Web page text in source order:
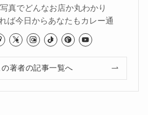
真でどんなお店か丸わかり
ば今日からあなたもカレー通
の著者の記事一覧へ